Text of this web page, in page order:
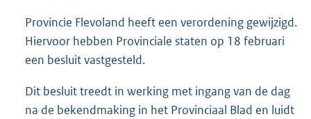
Provincie Flevoland heeft een verordening gewijzigd.
Hiervoor hebben Provinciale staten op 18 februari
een besluit vastgesteld.
Dit besluit treedt in werking met ingang van de dag
na de bekendmaking in het Provinciaal Blad en luidt